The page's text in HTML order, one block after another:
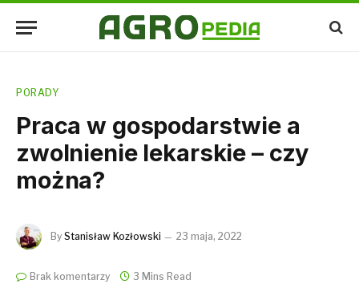
PORADY
Praca w gospodarstwie a
zwolnienie lekarskie – czy
można?
By Stanisław Kozłowski 23 maja, 2022
Brak komentarzy 3 Mins Read